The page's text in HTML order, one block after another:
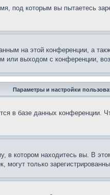
под которым вы пытаетесь
на этой конференции, а
или выходом с конференции,
Параметры и настройки
в базе данных конференции.
котором находитесь вы. В
только